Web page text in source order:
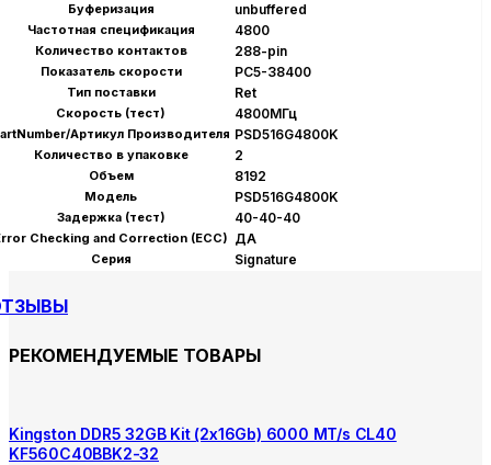
Буферизация unbuffered
Частотная спецификация 4800
Количество контактов 288-pin
Показатель скорости PC5-38400
Тип поставки Ret
Скорость (тест) 4800МГц
Артикул Производителя PSD516G4800K
Количество в упаковке 2
Объем 8192
Модель PSD516G4800K
Задержка (тест) 40-40-40
Checking and Correction (ECC) ДА
Серия Signature
РЕКОМЕНДУЕМЫЕ ТОВАРЫ
Kingston DDR5 32GB Kit (2x16Gb) 6000 MT/s CL40
KF560C40BBK2-32